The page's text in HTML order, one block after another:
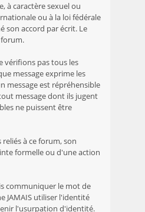
à caractère sexuel ou
ou à la loi fédérale
son accord par écrit. Le
vérifions pas tous les
message exprime les
message est répréhensible
message dont ils jugent
ne puissent être
à ce forum, son
formelle ou d'une action
communiquer le mot de
JAMAIS utiliser l'identité
l'usurpation d'identité.